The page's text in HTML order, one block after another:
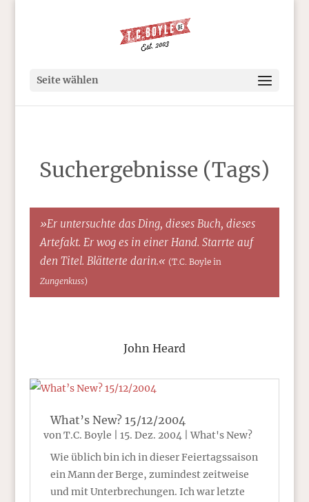
Seite wählen
Suchergebnisse (Tags)
»Er untersuchte das Ding, dieses Buch, dieses
Artefakt. Er wog es in einer Hand. Starrte auf
den Titel. Blätterte darin.« (T.C. Boyle in
Zungenkuss)
John Heard
What’s New? 15/12/2004
vonT.C. Boyle 15. Dez. 2004|What's New?
Wie üblich bin ich in dieser Feiertagssaison
ein Mann der Berge, zumindest zeitweise
und mit Unterbrechungen. Ich war letzte